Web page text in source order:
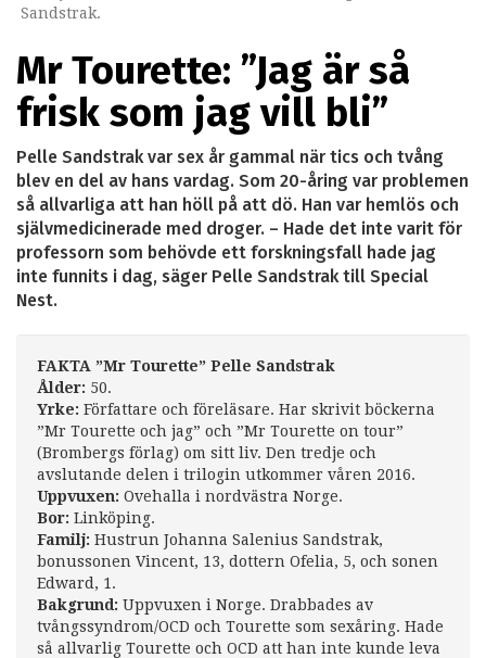
Sandstrak.
Mr Tourette: ”Jag är så
frisk som jag vill bli”
Pelle Sandstrak var sex år gammal när tics och tvång
blev en del av hans vardag. Som 20-åring var problemen
så allvarliga att han höll på att dö. Han var hemlös och
självmedicinerade med droger. – Hade det inte varit för
professorn som behövde ett forskningsfall hade jag
inte funnits i dag, säger Pelle Sandstrak till Special
Nest.
FAKTA ”Mr Tourette” Pelle Sandstrak
Ålder: 50.
Yrke: Författare och föreläsare. Har skrivit böckerna
”Mr Tourette och jag” och ”Mr Tourette on tour”
(Brombergs förlag) om sitt liv. Den tredje och
avslutande delen i trilogin utkommer våren 2016.
Uppvuxen: Ovehalla i nordvästra Norge.
Bor: Linköping.
Familj: Hustrun Johanna Salenius Sandstrak,
bonussonen Vincent, 13, dottern Ofelia, 5, och sonen
Edward, 1.
Bakgrund: Uppvuxen i Norge. Drabbades av
tvångssyndrom/OCD och Tourette som sexåring. Hade
så allvarlig Tourette och OCD att han inte kunde leva